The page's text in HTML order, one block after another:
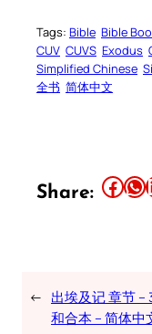
Tags: Bible Bible
CUV CUVS Exodus
Simplified Chinese
全书 简体中文
Share: Share this article on Facebook Share this article on WhatsApp Share
← 出埃及记 章节 –
和合本 – 简体中